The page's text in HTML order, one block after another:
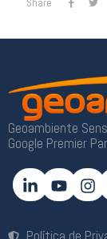
Geoambiente
Google Premier